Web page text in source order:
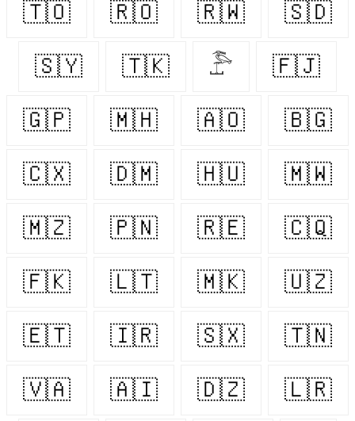
🇹🇴 🇷🇴 🇷🇼 🇸🇩
🇸🇾 🇹🇰 𓅤 🇫🇯
🇬🇵 🇲🇭 🇦🇴 🇧🇬
🇨🇽 🇩🇲 🇭🇺 🇲🇼
🇲🇿 🇵🇳 🇷🇪 🇨🇶
🇫🇰 🇱🇹 🇲🇰 🇺🇿
🇪🇹 🇮🇷 🇸🇽 🇹🇳
🇻🇦 🇦🇮 🇩🇿 🇱🇷